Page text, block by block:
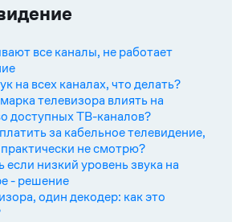
все каналы, не работает
на всех каналах, что делать?
телевизора влиять на
доступных ТВ-каналов?
за кабельное телевидение,
практически не смотрю?
если низкий уровень звука на
- решение
один декодер: как это